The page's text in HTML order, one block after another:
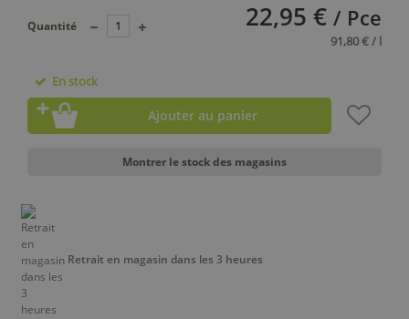
22,95 € / Pce
91,80 € / l
Quantité
En stock
Ajouter au panier
Montrer le stock des magasins
Retrait en magasin dans les 3 heures